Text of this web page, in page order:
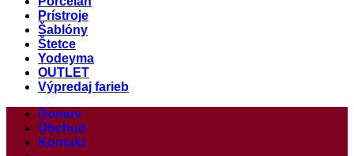
Prístroje
Šablóny
Štetce
Yodeyma
OUTLET
Výpredaj farieb
Domov
Obchod
Kontakt